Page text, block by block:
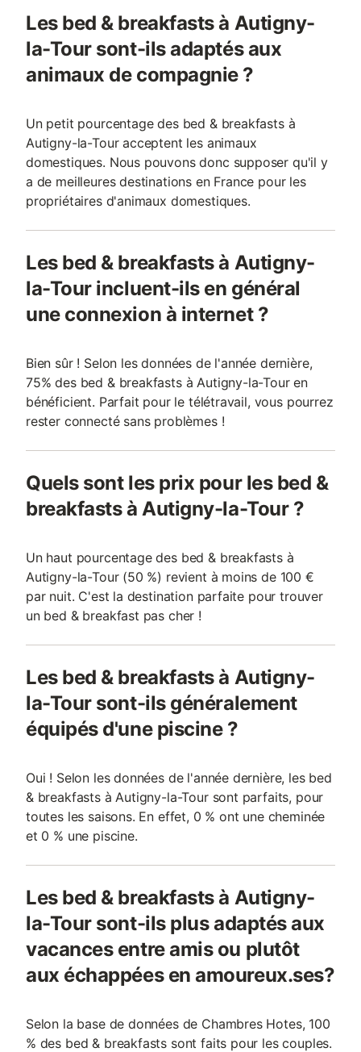
Les bed & breakfasts à Autigny-
la-Tour sont-ils adaptés aux
animaux de compagnie ?
Un petit pourcentage des bed & breakfasts à
Autigny-la-Tour acceptent les animaux
domestiques. Nous pouvons donc supposer qu'il y
a de meilleures destinations en France pour les
propriétaires d'animaux domestiques.
Les bed & breakfasts à Autigny-
la-Tour incluent-ils en général
une connexion à internet ?
Bien sûr ! Selon les données de l'année dernière,
75% des bed & breakfasts à Autigny-la-Tour en
bénéficient. Parfait pour le télétravail, vous pourrez
rester connecté sans problèmes !
Quels sont les prix pour les bed &
breakfasts à Autigny-la-Tour ?
Un haut pourcentage des bed & breakfasts à
Autigny-la-Tour (50 %) revient à moins de 100 €
par nuit. C'est la destination parfaite pour trouver
un bed & breakfast pas cher !
Les bed & breakfasts à Autigny-
la-Tour sont-ils généralement
équipés d'une piscine ?
Oui ! Selon les données de l'année dernière, les bed
& breakfasts à Autigny-la-Tour sont parfaits, pour
toutes les saisons. En effet, 0 % ont une cheminée
et 0 % une piscine.
Les bed & breakfasts à Autigny-
la-Tour sont-ils plus adaptés aux
vacances entre amis ou plutôt
aux échappées en amoureux.ses?
Selon la base de données de Chambres Hotes, 100
% des bed & breakfasts sont faits pour les couples.